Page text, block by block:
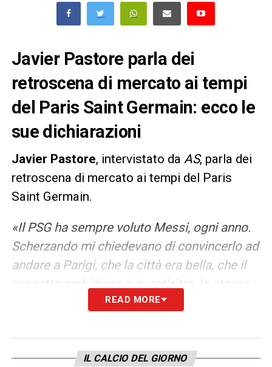
Javier Pastore parla dei
retroscena di mercato ai tempi
del Paris Saint Germain: ecco le
sue dichiarazioni
Javier Pastore, intervistato da AS, parla dei
retroscena di mercato ai tempi del Paris
Saint Germain.
«Il PSG ha sempre voluto Messi, ogni anno.
Scherzando mi chiedevano di convincerlo ad
andare a Parigi, che la città era bella, che il
progetto ambizioso e quant’altro, lo stesso
facevano con Di Maria. Dicevo a loro
forte la squadra. Alla fine ho convinto solo
Angel. Ma Messi non è andato a Parigi per
READ MORE
IL CALCIO DEL GIORNO